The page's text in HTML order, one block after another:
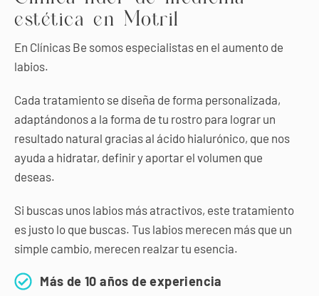
estética en Motril
En Clínicas Be somos especialistas en el aumento de
labios.
Cada tratamiento se diseña de forma personalizada,
adaptándonos a la forma de tu rostro para lograr un
resultado natural gracias al ácido hialurónico, que nos
ayuda a hidratar, definir y aportar el volumen que
deseas.
Si buscas unos labios más atractivos, este tratamiento
es justo lo que buscas. Tus labios merecen más que un
simple cambio, merecen realzar tu esencia.
Más de 10 años de experiencia